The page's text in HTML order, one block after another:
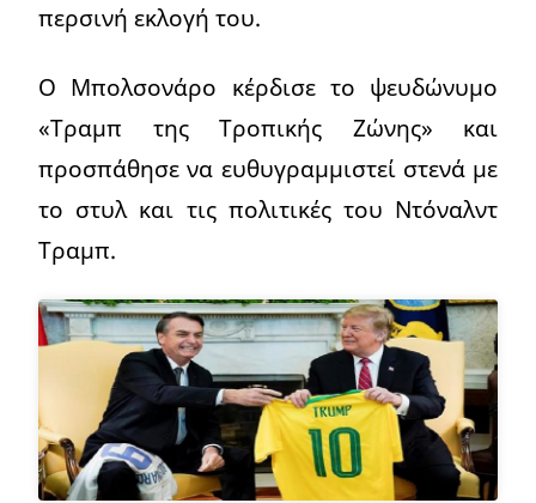
περσινή εκλογή του.
Ο Μπολσονάρο κέρδισε το ψευδώνυμο
«Τραμπ της Τροπικής Ζώνης» και
προσπάθησε να ευθυγραμμιστεί στενά με
το στυλ και τις πολιτικές του Ντόναλντ
Τραμπ.